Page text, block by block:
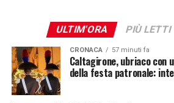
ULTIM'ORA PIÙ LETTI
CRONACA 57 minuti fa
Caltagirone, ubriaco con
della festa patronale: